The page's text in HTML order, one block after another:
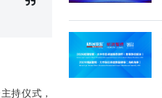
持仪式，